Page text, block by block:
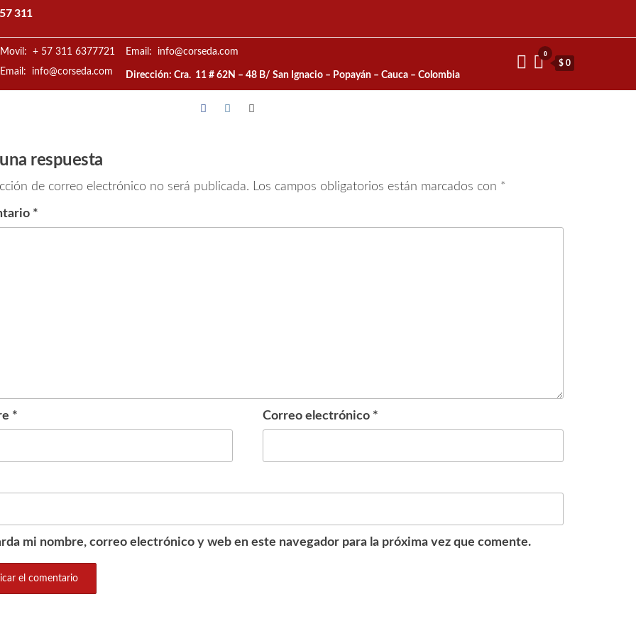
311
Movil: + 57 311 6377721
Email: info@corseda.com
Email: info@corseda.com
Dirección: Cra. 11 # 62N – 48 B/ San Ignacio – Popayán – Cauca – Colombia
0
$ 0
respuesta
de correo electrónico no será publicada. Los campos obligatorios están marcados con *
*
* Correo electrónico *
mi nombre, correo electrónico y web en este navegador para la próxima vez que comente.